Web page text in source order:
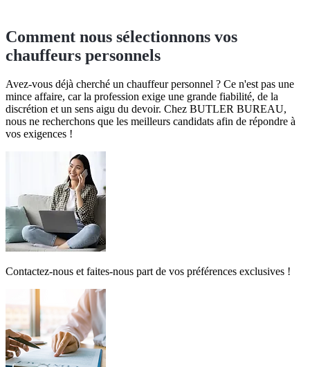
Comment nous sélectionnons vos
chauffeurs personnels
Avez-vous déjà cherché un chauffeur personnel ? Ce n'est pas une
mince affaire, car la profession exige une grande fiabilité, de la
discrétion et un sens aigu du devoir. Chez BUTLER BUREAU,
nous ne recherchons que les meilleurs candidats afin de répondre à
vos exigences !
Contactez-nous et faites-nous part de vos préférences exclusives !